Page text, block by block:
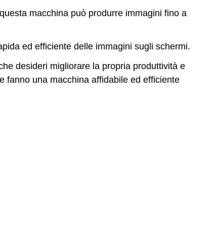
macchina può produrre immagini fino a
ed efficiente delle immagini sugli schermi.
desideri migliorare la propria produttività e
fanno una macchina affidabile ed efficiente